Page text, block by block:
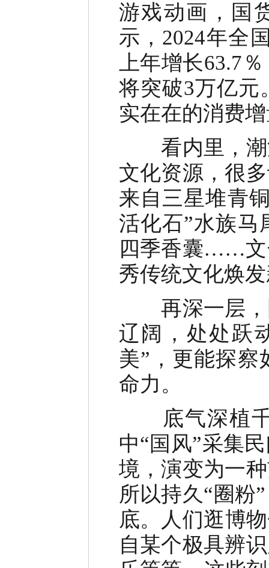
游戏动画，国
示，2024年全
上年增长63.7
将突破3万亿元
实在在的消费
看内里，潮
文化资源，很
来自三星堆青
活化石”水族马
四季香囊……文
秀传统文化焕
再深一层，
辽阔，处处跃
美”，更能探
命力。
底气深植千
中“国风”采集
境，演变为一
所以持久“圈粉
底。人们逛博
自某个极具辨